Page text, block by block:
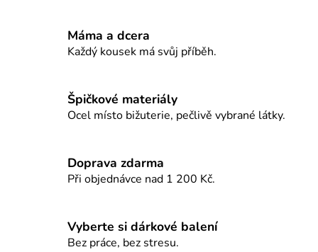
r
k
y
v
i
s
Máma a dcera
Každý kousek má svůj příběh.
Špičkové materiály
Ocel místo bižuterie, pečlivě vybrané látky.
Doprava zdarma
Při objednávce nad 1 200 Kč.
Vyberte si dárkové balení
Bez práce, bez stresu.